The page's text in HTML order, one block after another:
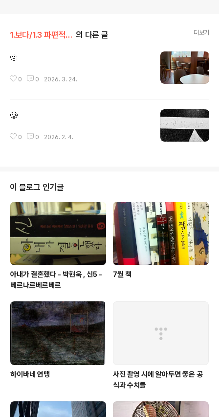
1.보다/1.3 파편적기억 의 다른 글 더보기
🫥
0 0 2026. 3. 24.
🥲
0 0 2026. 2. 4.
이 블로그 인기글
아내가 결혼했다 - 박현욱 , 신5 -
베르나르베르베르
7월 책
하이바네 연맹
사진 촬영 시에 알아두면 좋은 공
식과 수치들